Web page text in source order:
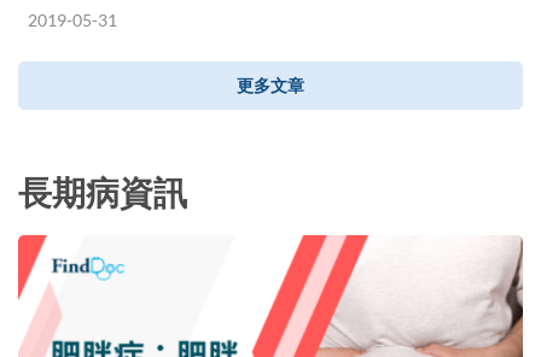
2019-05-31
更多文章
長期病資訊